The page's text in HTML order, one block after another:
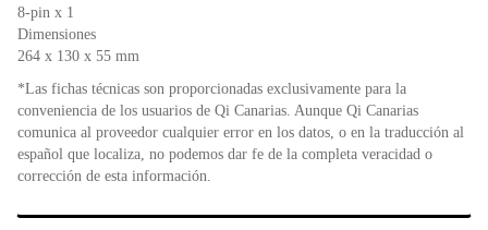
8-pin x 1
Dimensiones
264 x 130 x 55 mm
*Las fichas técnicas son proporcionadas exclusivamente para la
conveniencia de los usuarios de Qi Canarias. Aunque Qi Canarias
comunica al proveedor cualquier error en los datos, o en la traducción al
español que localiza, no podemos dar fe de la completa veracidad o
corrección de esta información.